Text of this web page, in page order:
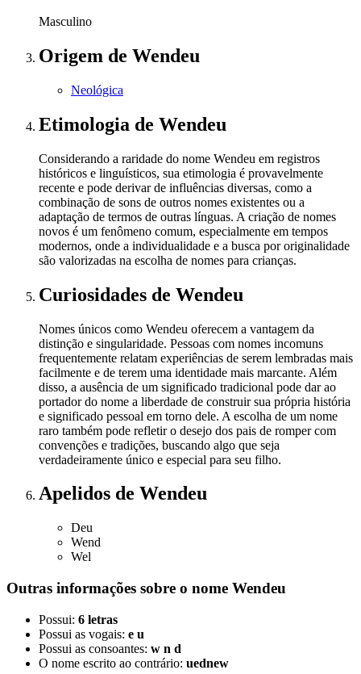
Masculino
Origem de Wendeu
Neológica
Etimologia de Wendeu
Considerando a raridade do nome Wendeu em registros
históricos e linguísticos, sua etimologia é provavelmente
recente e pode derivar de influências diversas, como a
combinação de sons de outros nomes existentes ou a
adaptação de termos de outras línguas. A criação de nomes
novos é um fenômeno comum, especialmente em tempos
modernos, onde a individualidade e a busca por originalidade
são valorizadas na escolha de nomes para crianças.
Curiosidades de Wendeu
Nomes únicos como Wendeu oferecem a vantagem da
distinção e singularidade. Pessoas com nomes incomuns
frequentemente relatam experiências de serem lembradas mais
facilmente e de terem uma identidade mais marcante. Além
disso, a ausência de um significado tradicional pode dar ao
portador do nome a liberdade de construir sua própria história
e significado pessoal em torno dele. A escolha de um nome
raro também pode refletir o desejo dos pais de romper com
convenções e tradições, buscando algo que seja
verdadeiramente único e especial para seu filho.
Apelidos de Wendeu
Deu
Wend
Wel
Outras informações sobre o nome Wendeu
Possui: 6 letras
Possui as vogais: e u
Possui as consoantes: w n d
O nome escrito ao contrário: uednew